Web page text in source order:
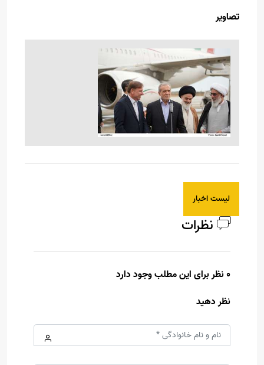
تصاویر
لیست اخبار
نظرات
0 نظر برای این مطلب وجود دارد
نظر دهید